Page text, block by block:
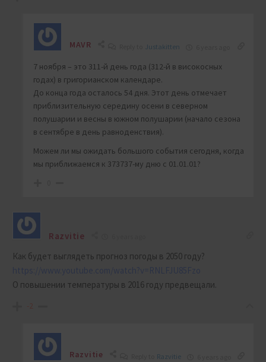
MAVR Justakitten
7 ноября – это 311-й день года (312-й в високосных
годах) в григорианском календаре.
До конца года осталось 54 дня. Этот день отмечает
приблизительную середину осени в северном
полушарии и весны в южном полушарии (начало сезона
в сентябре в день равноденствия).
Можем ли мы ожидать большого события сегодня, когда
мы приближаемся к 373737-му дню с 01.01.01?
Razvitie
Как будет выглядеть прогноз погоды в 2050 году?
https://www.youtube.com/watch?v=RNLFJU85Fzo
О повышении температуры в 2016 году предвещали.
Razvitie Razvitie